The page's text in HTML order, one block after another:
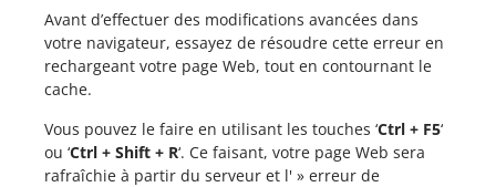
Avant d’effectuer des modifications avancées dans
votre navigateur, essayez de résoudre cette erreur en
rechargeant votre page Web, tout en contournant le
cache.
Vous pouvez le faire en utilisant les touches ‘Ctrl + F5‘
ou ‘Ctrl + Shift + R‘. Ce faisant, votre page Web sera
rafraîchie à partir du serveur et l' » erreur de